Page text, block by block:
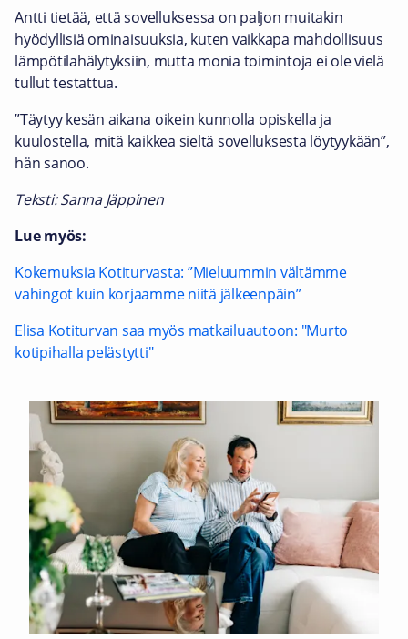
Antti tietää, että sovelluksessa on paljon muitakin
hyödyllisiä ominaisuuksia, kuten vaikkapa mahdollisuus
lämpötilahälytyksiin, mutta monia toimintoja ei ole vielä
tullut testattua.
”Täytyy kesän aikana oikein kunnolla opiskella ja
kuulostella, mitä kaikkea sieltä sovelluksesta löytyykään”,
hän sanoo.
Teksti: Sanna Jäppinen
Lue myös:
Kokemuksia Kotiturvasta: ”Mieluummin vältämme
vahingot kuin korjaamme niitä jälkeenpäin”
Elisa Kotiturvan saa myös matkailuautoon: "Murto
kotipihalla pelästytti"